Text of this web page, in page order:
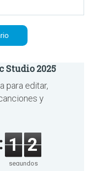
Studio 2025
para editar,
y
1 2
segundos